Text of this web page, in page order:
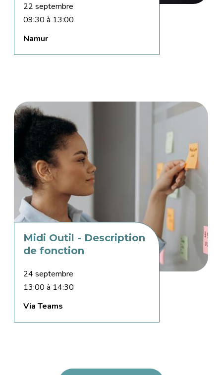
22 septembre
09:30 à 13:00
Namur
Image
Midi Outil - Description
de fonction
24 septembre
13:00 à 14:30
Via Teams